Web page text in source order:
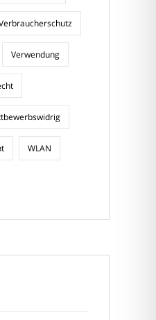
Verwendung
WLAN